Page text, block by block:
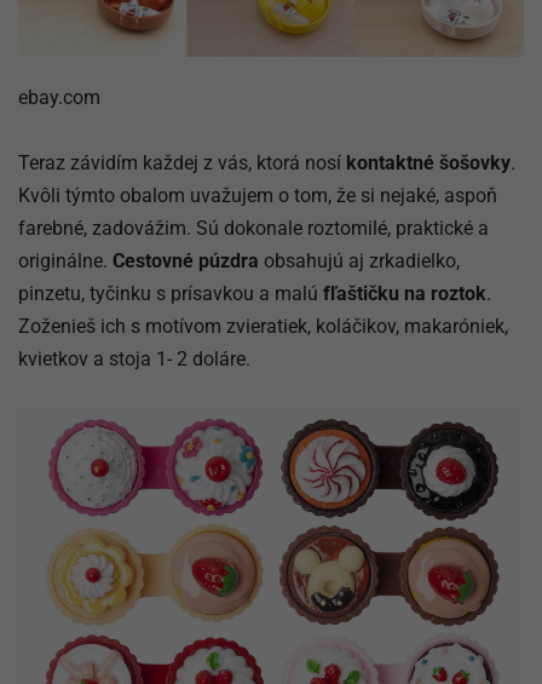
ebay.com
Teraz závidím každej z vás, ktorá nosí kontaktné šošovky.
Kvôli týmto obalom uvažujem o tom, že si nejaké, aspoň
farebné, zadovážim. Sú dokonale roztomilé, praktické a
originálne. Cestovné púzdra obsahujú aj zrkadielko,
pinzetu, tyčinku s prísavkou a malú fľaštičku na roztok.
Zoženieš ich s motívom zvieratiek, koláčikov, makaróniek,
kvietkov a stoja 1- 2 doláre.